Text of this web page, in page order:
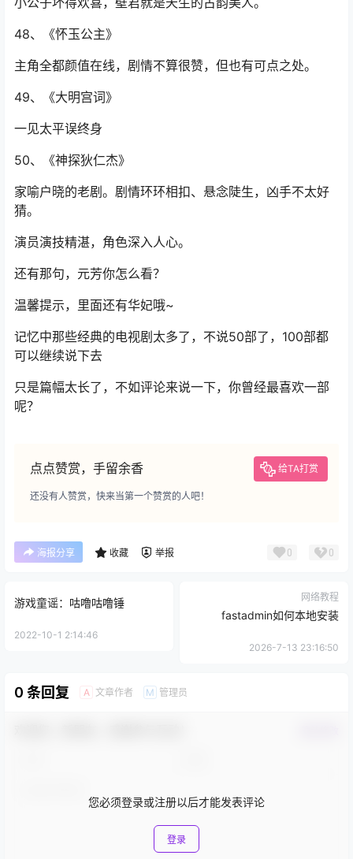
48、《怀玉公主》
主角全都颜值在线，剧情不算很赞，但也有可点之处。
49、《大明宫词》
一见太平误终身
50、《神探狄仁杰》
家喻户晓的老剧。剧情环环相扣、悬念陡生，凶手不太好
猜。
演员演技精湛，角色深入人心。
还有那句，元芳你怎么看？
温馨提示，里面还有华妃哦~
记忆中那些经典的电视剧太多了，不说50部了，100部都
可以继续说下去
只是篇幅太长了，不如评论来说一下，你曾经最喜欢一部
呢？
点点赞赏，手留余香 给TA打赏
还没有人赞赏，快来当第一个赞赏的人吧！
海报分享 收藏 举报 0 0
游戏童谣：咕噜咕噜锤
2022-10-1 2:14:46
网络教程
fastadmin如何本地安装
2026-7-13 23:16:50
0 条回复 A 文章作者 M 管理员
您必须登录或注册以后才能发表评论
登录